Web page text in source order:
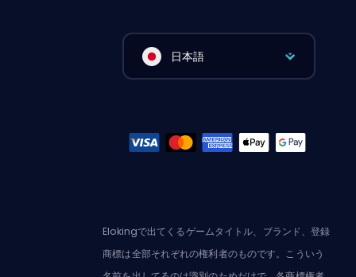
日本語
Elokingで出てくるゲームタイトル、ブランド、登録
商標は全部それぞれの権利者のものです。こういう